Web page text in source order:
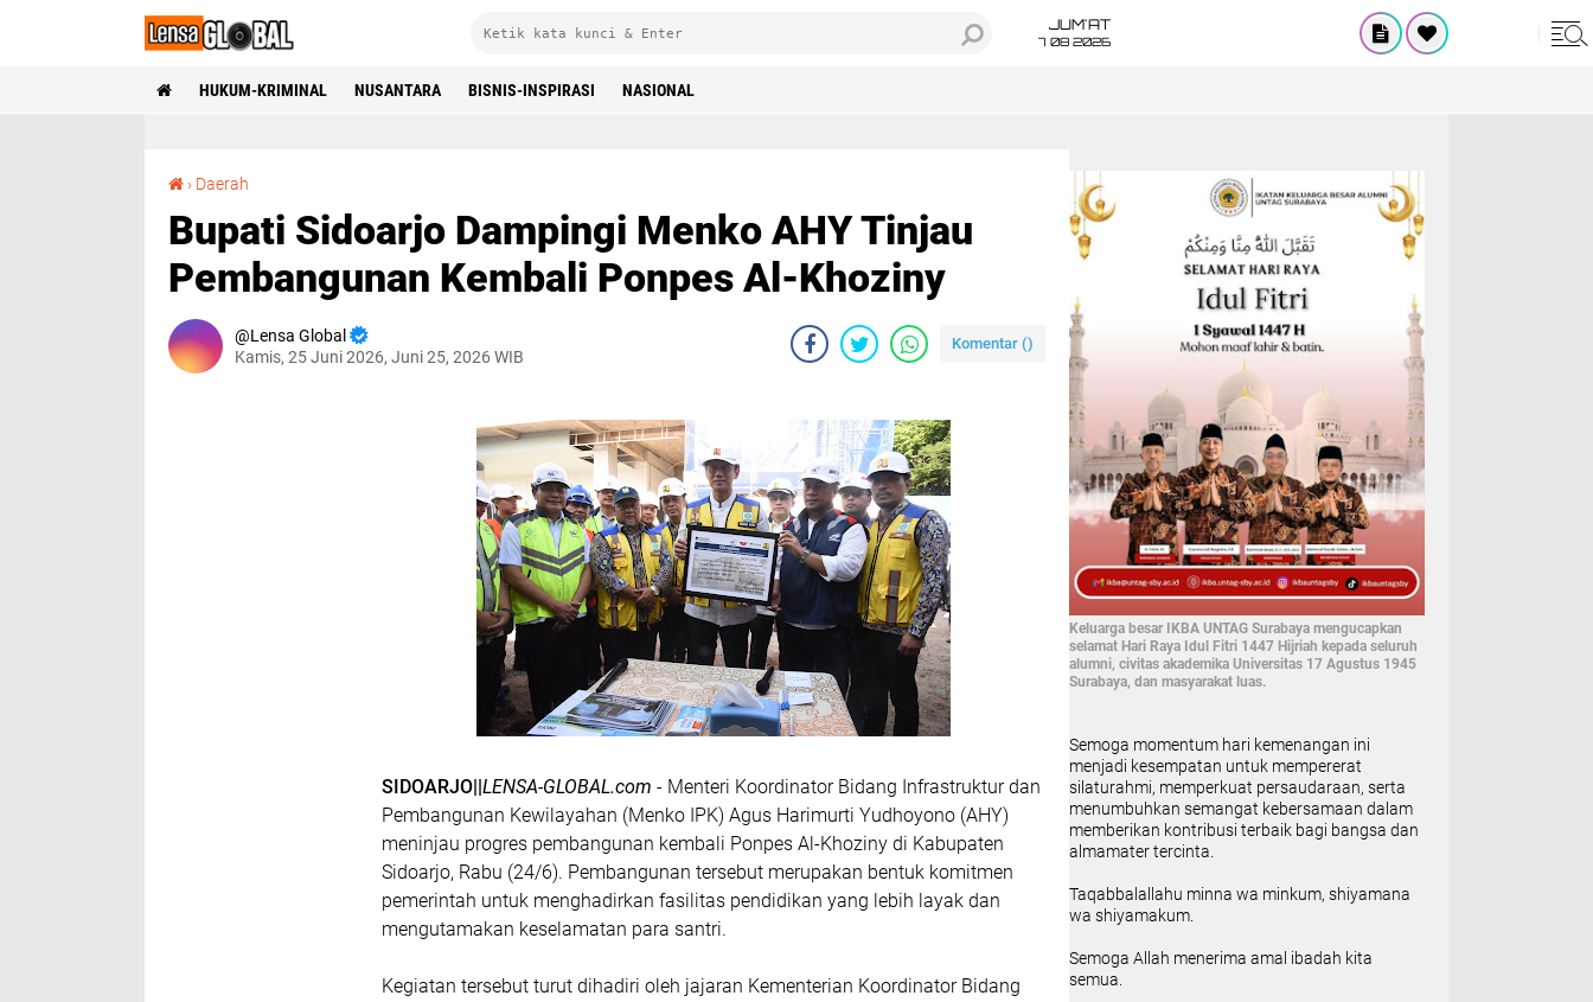
JUM'AT
7 08 2026
HUKUM-KRIMINAL NUSANTARA BISNIS-INSPIRASI NASIONAL
› Daerah
Bupati Sidoarjo Dampingi Menko AHY Tinjau
Pembangunan Kembali Ponpes Al-Khoziny
Lensa Global
Kamis, 25 Juni 2026, Juni 25, 2026 WIB
Komentar ()
SIDOARJO||LENSA-GLOBAL.com - Menteri Koordinator Bidang Infrastruktur dan
Pembangunan Kewilayahan (Menko IPK) Agus Harimurti Yudhoyono (AHY)
meninjau progres pembangunan kembali Ponpes Al-Khoziny di Kabupaten
Sidoarjo, Rabu (24/6). Pembangunan tersebut merupakan bentuk komitmen
pemerintah untuk menghadirkan fasilitas pendidikan yang lebih layak dan
mengutamakan keselamatan para santri.
Kegiatan tersebut turut dihadiri oleh jajaran Kementerian Koordinator Bidang
Keluarga besar IKBA UNTAG Surabaya mengucapkan
selamat Hari Raya Idul Fitri 1447 Hijriah kepada seluruh
alumni, civitas akademika Universitas 17 Agustus 1945
Surabaya, dan masyarakat luas.
Semoga momentum hari kemenangan ini
menjadi kesempatan untuk mempererat
silaturahmi, memperkuat persaudaraan, serta
menumbuhkan semangat kebersamaan dalam
memberikan kontribusi terbaik bagi bangsa dan
almamater tercinta.
Taqabbalallahu minna wa minkum, shiyamana
wa shiyamakum.
Semoga Allah menerima amal ibadah kita
semua.